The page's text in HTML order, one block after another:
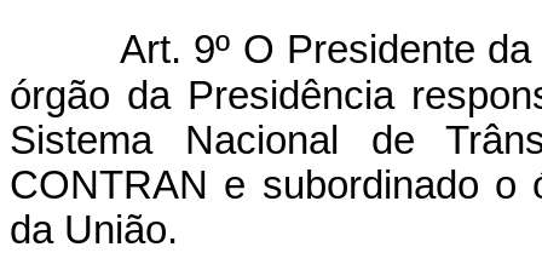
Art. 9º O Presidente
órgão da Presidência
Sistema Nacional de
CONTRAN e subordinado o
da União.